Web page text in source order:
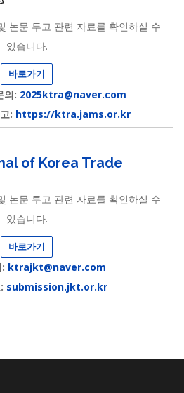
논문 투고 관련 자료를 확인하실 수
있습니다.
바로가기
의: 2025ktra@naver.com
: https://ktra.jams.or.kr
of Korea Trade
논문 투고 관련 자료를 확인하실 수
있습니다.
바로가기
ktrajkt@naver.com
submission.jkt.or.kr